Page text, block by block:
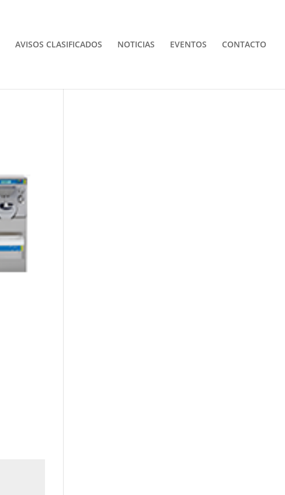
AVISOS CLASIFICADOS NOTICIAS EVENTOS CONTACTO